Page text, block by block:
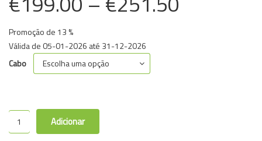
Promoção de 13 %
Válida de 05-01-2026 até 31-12-2026
Cabo
Adicionar